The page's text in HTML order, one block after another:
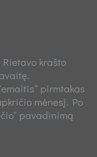
krašto
pirmtakas
mėnesį. Po
pavadinimą